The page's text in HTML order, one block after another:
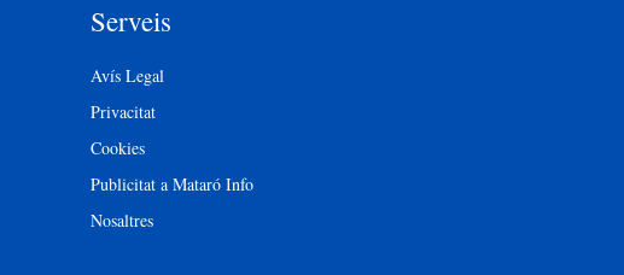
Serveis
Avís Legal
Privacitat
Cookies
Publicitat a Mataró Info
Nosaltres